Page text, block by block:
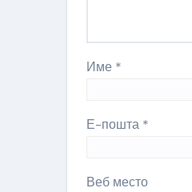
Име *
Е-пошта *
Веб место